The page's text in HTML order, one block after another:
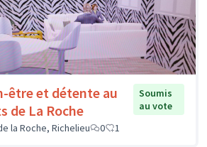
être et détente au
de La Roche
Soumis
au vote
la Roche, Richelieu
0 1